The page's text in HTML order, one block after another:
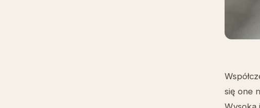
się one